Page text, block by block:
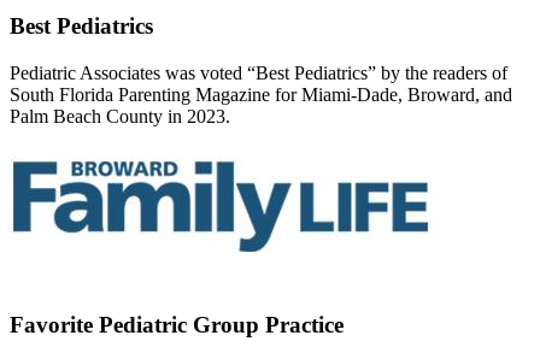
Best Pediatrics
Pediatric Associates was voted “Best Pediatrics” by the readers of
South Florida Parenting Magazine for Miami-Dade, Broward, and
Palm Beach County in 2023.
Favorite Pediatric Group Practice